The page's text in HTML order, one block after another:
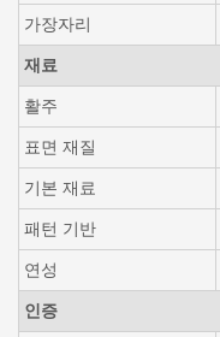
가장자리
재료
활주
표면 재질
기본 재료
패턴 기반
연성
인증